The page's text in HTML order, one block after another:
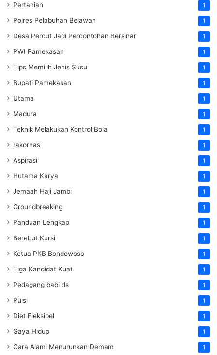
Pertanian 1
Polres Pelabuhan Belawan 1
Desa Percut Jadi Percontohan Bersinar 1
PWI Pamekasan 1
Tips Memilih Jenis Susu 1
Bupati Pamekasan 1
Utama 1
Madura 1
Teknik Melakukan Kontrol Bola 1
rakornas 1
Aspirasi 1
Hutama Karya 1
Jemaah Haji Jambi 1
Groundbreaking 1
Panduan Lengkap 1
Berebut Kursi 1
Ketua PKB Bondowoso 1
Tiga Kandidat Kuat 1
Pedagang babi ds 1
Puisi 1
Diet Fleksibel 1
Gaya Hidup 1
Cara Alami Menurunkan Demam 1